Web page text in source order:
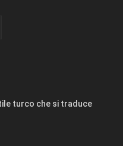
turco che si traduce